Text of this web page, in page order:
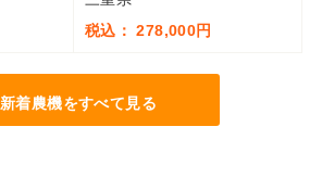
税込： 278,000円
新着農機をすべて見る